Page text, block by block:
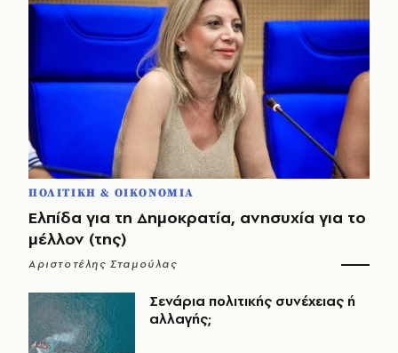
ΠΟΛΙΤΙΚΗ & ΟΙΚΟΝΟΜΙΑ
Ελπίδα για τη Δημοκρατία, ανησυχία για το
μέλλον (της)
Αριστοτέλης Σταμούλας
Σενάρια πολιτικής συνέχειας ή
αλλαγής;